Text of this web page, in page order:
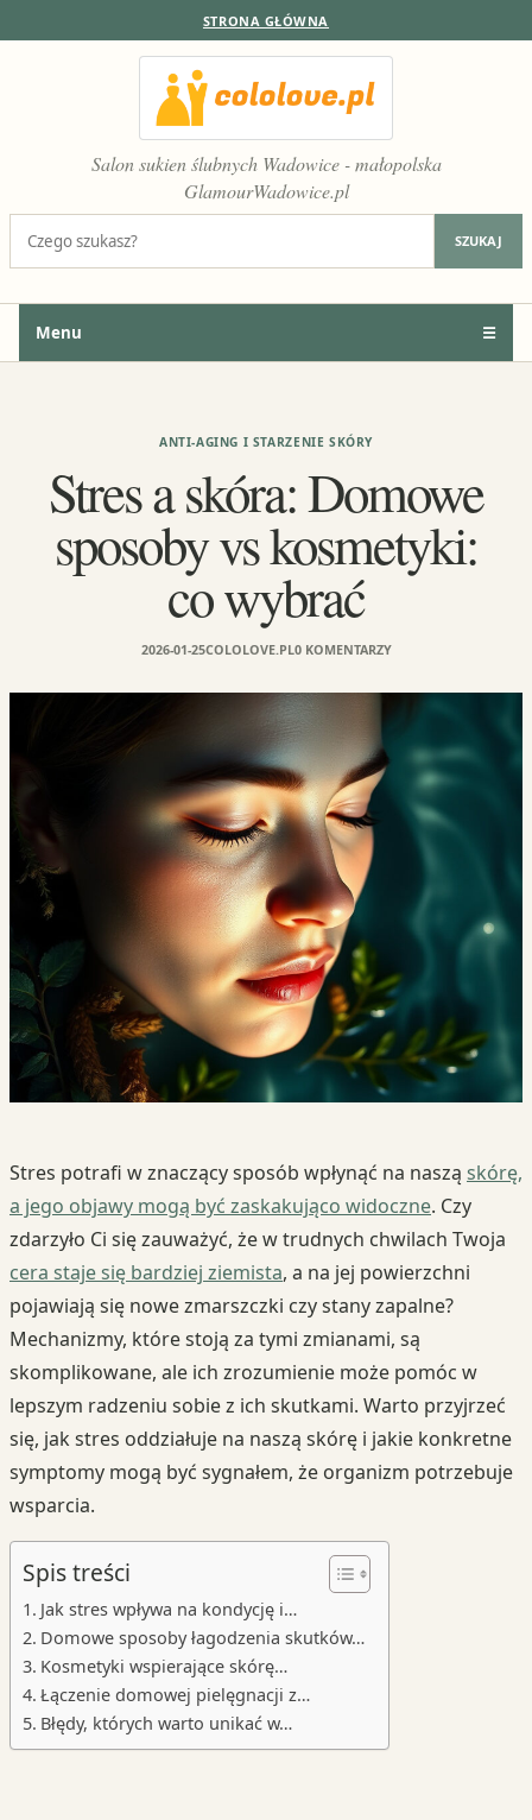
STRONA GŁÓWNA
Salon sukien ślubnych Wadowice - małopolska
GlamourWadowice.pl
SZUKAJ
Menu ☰
ANTI-AGING I STARZENIE SKÓRY
Stres a skóra: Domowe
sposoby vs kosmetyki:
co wybrać
2026-01-25COLOLOVE.PL0 KOMENTARZY
Stres potrafi w znaczący sposób wpłynąć na naszą skórę,
a jego objawy mogą być zaskakująco widoczne. Czy
zdarzyło Ci się zauważyć, że w trudnych chwilach Twoja
cera staje się bardziej ziemista, a na jej powierzchni
pojawiają się nowe zmarszczki czy stany zapalne?
Mechanizmy, które stoją za tymi zmianami, są
skomplikowane, ale ich zrozumienie może pomóc w
lepszym radzeniu sobie z ich skutkami. Warto przyjrzeć
się, jak stres oddziałuje na naszą skórę i jakie konkretne
symptomy mogą być sygnałem, że organizm potrzebuje
wsparcia.
Spis treści
Jak stres wpływa na kondycję i…
Domowe sposoby łagodzenia skutków…
Kosmetyki wspierające skórę…
Łączenie domowej pielęgnacji z…
Błędy, których warto unikać w…